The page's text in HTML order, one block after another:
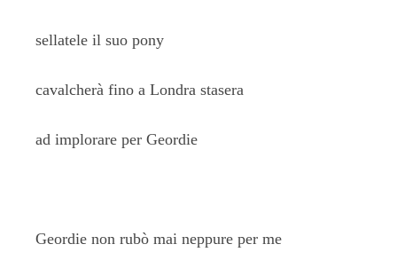
sellatele il suo pony
cavalcherà fino a Londra stasera
ad implorare per Geordie
Geordie non rubò mai neppure per me